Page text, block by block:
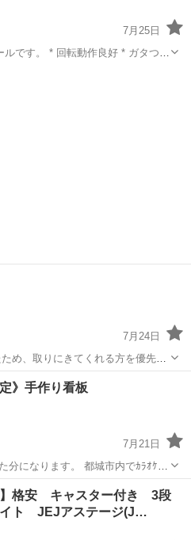
7月25日
好 * ガタつき
7月24日
め、取りにきてくれる方を優先に
ィス用家具 譲り
》手作り看板
7月21日
分になります。 都城市内でｶﾗｵｹ、
店した分になります。 今回不動産
たので引き上げ残置物になりま
ィス用家具
】格安 キャスター付き 3段
ト JEJアステージ(J…